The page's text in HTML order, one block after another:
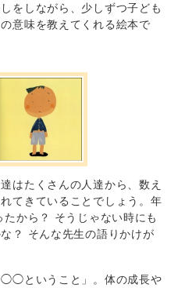
をしながら、少しずつ子ども
意味を教えてくれる絵本で
はたくさんの人達から、数え
てきていることでしょう。年
から？ そうじゃない時にも
？ そんな先生の語りかけが
◯◯ということ」。体の成長や